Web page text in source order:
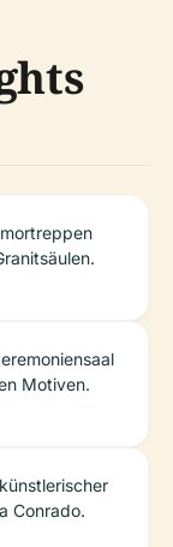
Motiven.
Conrado.